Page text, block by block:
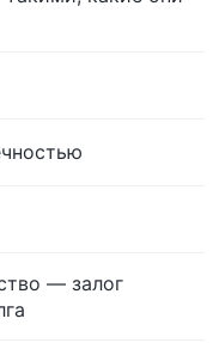
— залог